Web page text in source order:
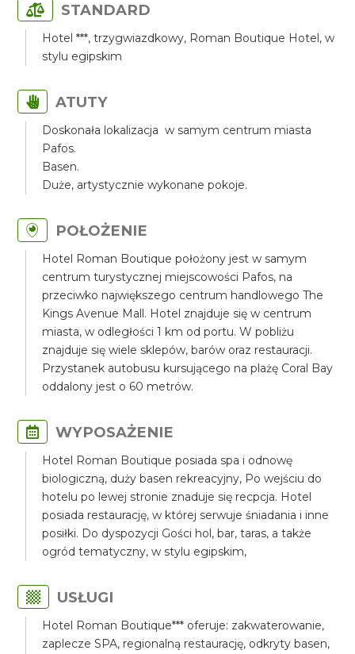
STANDARD
Hotel ***, trzygwiazdkowy, Roman Boutique Hotel, w
stylu egipskim
ATUTY
Doskonała lokalizacja w samym centrum miasta
Pafos.
Basen.
Duże, artystycznie wykonane pokoje.
POŁOŻENIE
Hotel Roman Boutique położony jest w samym
centrum turystycznej miejscowości Pafos, na
przeciwko największego centrum handlowego The
Kings Avenue Mall. Hotel znajduje się w centrum
miasta, w odległości 1 km od portu. W pobliżu
znajduje się wiele sklepów, barów oraz restauracji.
Przystanek autobusu kursującego na plażę Coral Bay
oddalony jest o 60 metrów.
WYPOSAŻENIE
Hotel Roman Boutique posiada spa i odnowę
biologiczną, duży basen rekreacyjny, Po wejściu do
hotelu po lewej stronie znaduje się recpcja. Hotel
posiada restaurację, w której serwuje śniadania i inne
posiłki. Do dyspozycji Gości hol, bar, taras, a także
ogród tematyczny, w stylu egipskim,
USŁUGI
Hotel Roman Boutique*** oferuje: zakwaterowanie,
zaplecze SPA, regionalną restaurację, odkryty basen,